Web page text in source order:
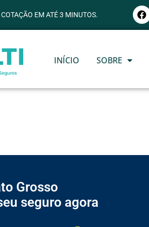
COTAÇÃO EM ATÉ 3 MINUTOS.
INÍCIO SOBRE
Grosso
seguro agora